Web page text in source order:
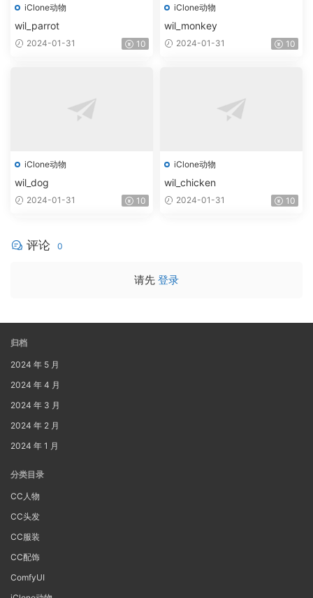
iClone动物
wil_parrot
2024-01-31 10
iClone动物
wil_monkey
2024-01-31 10
iClone动物
wil_dog
2024-01-31 10
iClone动物
wil_chicken
2024-01-31 10
评论 0
请先 登录
归档
2024 年 5 月
2024 年 4 月
2024 年 3 月
2024 年 2 月
2024 年 1 月
分类目录
CC人物
CC头发
CC服装
CC配饰
ComfyUI